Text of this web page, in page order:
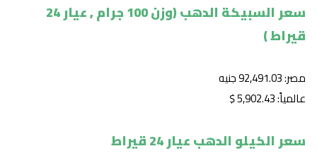
سعر السبيكة الدهب (وزن 100 جرام , عيار 24
قيراط )
مصر: 92,491.03 جنيه
عالمياً: 5,902.43 $
سعر الكيلو الدهب عيار 24 قيراط